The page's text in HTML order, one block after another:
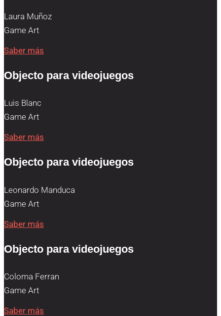
Laura Muñoz
Game Art
Saber más
Objecto para videojuegos
Luis Blanc
Game Art
Saber más
Objecto para videojuegos
Leonardo Manduca
Game Art
Saber más
Objecto para videojuegos
Coloma Ferran
Game Art
Saber más